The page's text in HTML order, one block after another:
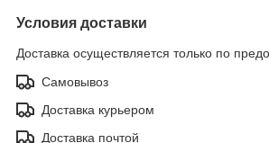
Условия доставки
Доставка осуществляется только по
Самовывоз
Доставка курьером
Доставка почтой